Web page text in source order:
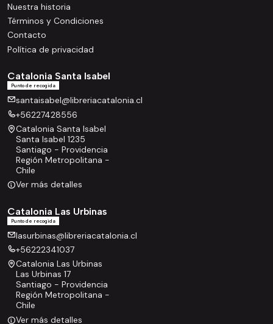
Nuestra historia
Términos y Condiciones
Contacto
Política de privacidad
Catalonia Santa Isabel
Punto de recogida
santaisabel@libreriacatalonia.cl
+56227428556
Catalonia Santa Isabel
Santa Isabel 1235
Santiago - Providencia
Región Metropolitana -
Chile
Ver más detalles
Catalonia Las Urbinas
Punto de recogida
lasurbinas@libreriacatalonia.cl
+56222341037
Catalonia Las Urbinas
Las Urbinas 17
Santiago - Providencia
Región Metropolitana -
Chile
Ver más detalles